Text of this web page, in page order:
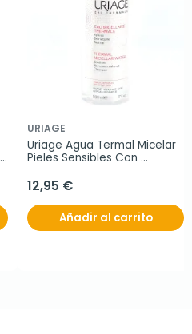
URIAGE
Uriage Agua Termal Micelar
Pieles Sensibles Con
12,95 €
Añadir al carrito